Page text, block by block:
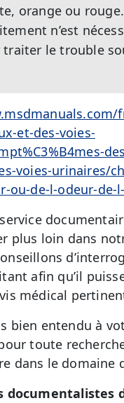
orange ou rouge.
n’est
traiter le trouble
et-des-voies-
voies-urinaires/
ou-de-l-odeur-de-
plus loin dans
afin qu’il
médical
bien entendu à
toute
dans le domaine
documentalistes